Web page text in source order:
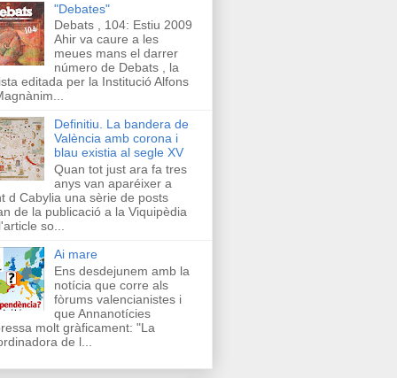
"Debates"
Debats , 104: Estiu 2009
Ahir va caure a les
meues mans el darrer
número de Debats , la
editada per la Institució Alfons
Definitiu. La bandera de
València amb corona i
blau existia al segle XV
Quan tot just ara fa tres
anys van aparéixer a
d Cabylia una sèrie de posts
de la publicació a la Viquipèdia
so...
Ai mare
Ens desdejunem amb la
notícia que corre als
fòrums valencianistes i
que Annanotícies
molt gràficament: "La
de l...